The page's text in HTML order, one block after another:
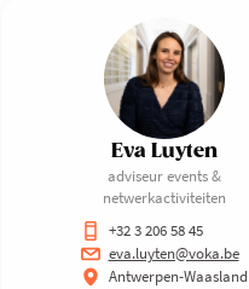
Eva Luyten
adviseur events &
netwerkactiviteiten
+32 3 206 58 45
eva.luyten@voka.be
Antwerpen-Waasland